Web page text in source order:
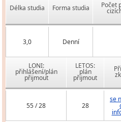
Délka studia Forma studia Počet
3,0 Denní
LONI:
přihlášení/plán
přijmout
LETOS:
plán
přijmout
55 / 28 28
se